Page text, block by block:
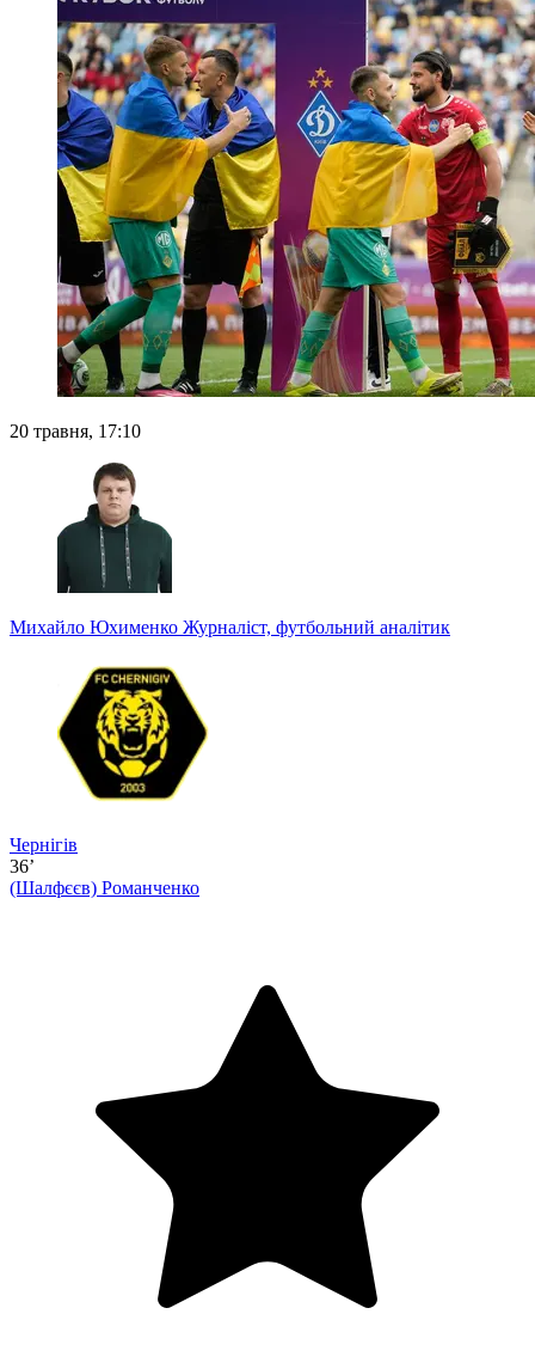
20 травня, 17:10
Михайло Юхименко Журналіст, футбольний аналітик
Чернігів
36’
(Шалфєєв) Романченко